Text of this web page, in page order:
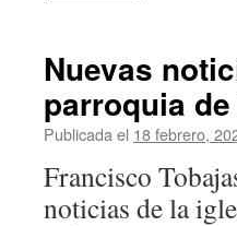
Nuevas
parroquia
Publicada el 18 febrero,
Francisco
noticias de la